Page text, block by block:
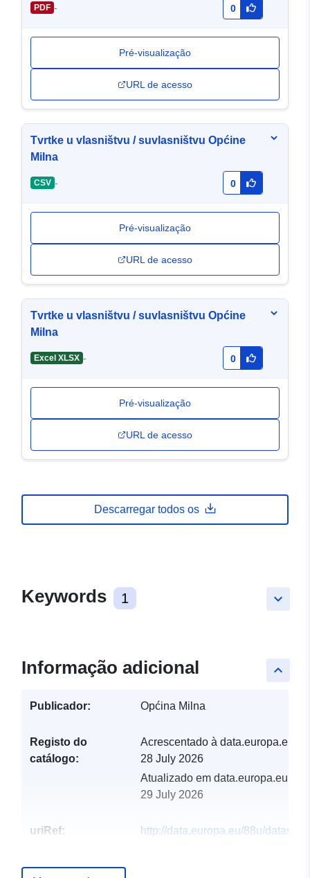
PDF - 0
Pré-visualização
URL de acesso
Tvrtke u vlasništvu / suvlasništvu Općine
Milna
CSV - 0
Pré-visualização
URL de acesso
Tvrtke u vlasništvu / suvlasništvu Općine
Milna
Excel XLSX - 0
Pré-visualização
URL de acesso
Descarregar todos os
keyboard_arrow_down
Keywords 1
keyboard_arrow_up
Informação adicional
Publicador: Općina Milna
Registo do
catálogo:
Acrescentado à data.europa.eu:
28 July 2026
Atualizado em data.europa.eu:
29 July 2026
uriRef:
http://data.europa.eu/88u/dataset/